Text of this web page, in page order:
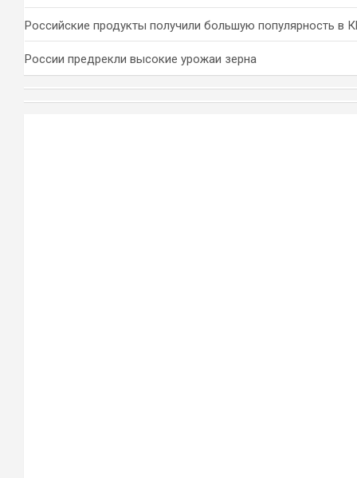
Российские продукты получили большую популярность в
России предрекли высокие урожаи зерна